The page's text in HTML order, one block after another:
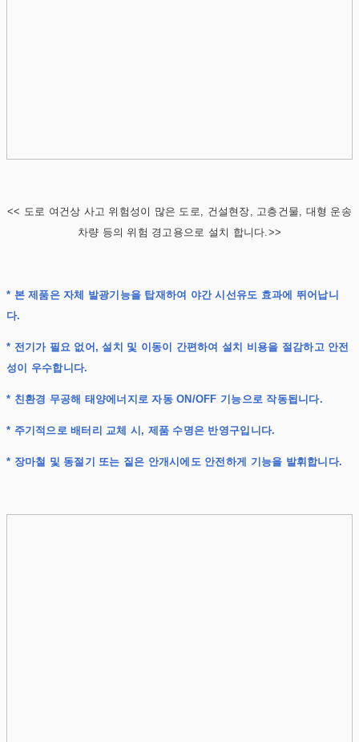
<< 도로 여건상 사고 위험성이 많은 도로, 건설현장, 고층건물, 대형 운송
차량 등의 위험 경고용으로 설치 합니다.>>
* 본 제품은 자체 발광기능을 탑재하여 야간 시선유도 효과에 뛰어납니
다.
* 전기가 필요 없어, 설치 및 이동이 간편하여 설치 비용을 절감하고 안전
성이 우수합니다.
* 친환경 무공해 태양에너지로 자동 ON/OFF 기능으로 작동됩니다.
* 주기적으로 배터리 교체 시, 제품 수명은 반영구입니다.
* 장마철 및 동절기 또는 짙은 안개시에도 안전하게 기능을 발휘합니다.